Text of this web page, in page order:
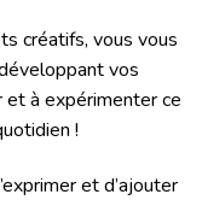
créatifs, vous vous
vos
et à expérimenter ce
!
et d’ajouter